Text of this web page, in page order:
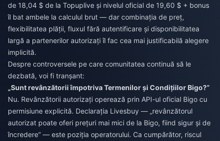
de 18,04 $ de la Topuplive și nivelul oficial de 19,60 $ + bonus
îl bat ambele la calculul brut — dar combinația de preț,
flexibilitatea plății, fluxul fără autentificare și disponibilitatea
largă a partenerilor autorizați îl fac cea mai justificabilă alegere
implicită.
Despre controversele pe care comunitatea continuă să le
dezbată, voi fi tranșant:
„Sunt revânzătorii împotriva Termenilor și Condițiilor Bigo?”
Nu. Revânzătorii autorizați operează prin API-ul oficial Bigo cu
permisiune explicită. Declarația Livesbuy — „revânzătorul
autorizat poate oferi prețuri mai mici de la Bigo, fiind sigur și de
încredere” — este poziția operatorului. Ca cumpărător, riscul